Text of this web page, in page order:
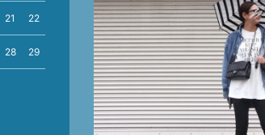
21 22
28 29